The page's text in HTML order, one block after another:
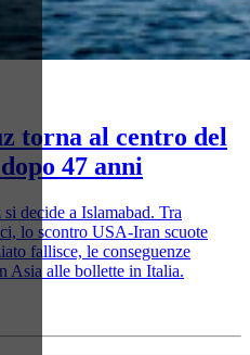
torna al centro del
47 anni
decide a Islamabad. Tra
lo scontro USA-Iran scuote
fallisce, le conseguenze
Asia alle bollette in Italia.